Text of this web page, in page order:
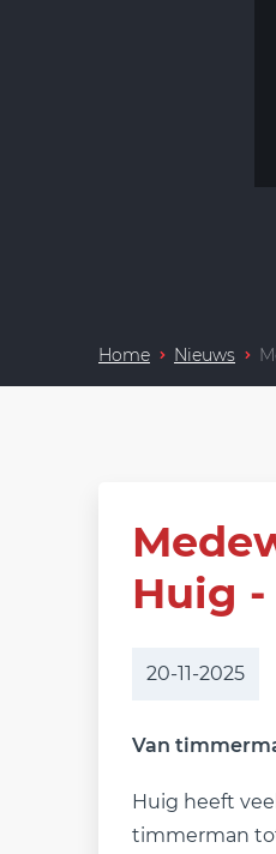
Home Nieuws
Huig
20-11-2025
Van
Huig heeft
timmerman